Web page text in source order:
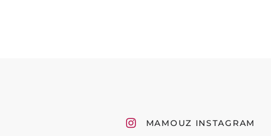
MAMOUZ INSTAGRAM